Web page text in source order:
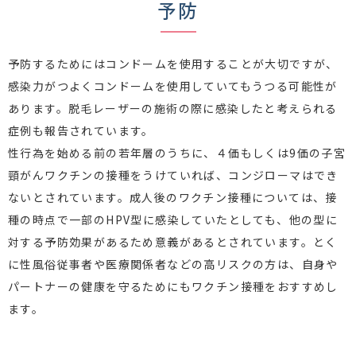
予防
予防するためにはコンドームを使用することが大切ですが、
感染力がつよくコンドームを使用していてもうつる可能性が
あります。脱毛レーザーの施術の際に感染したと考えられる
症例も報告されています。
性行為を始める前の若年層のうちに、４価もしくは9価の子宮
頸がんワクチンの接種をうけていれば、コンジローマはでき
ないとされています。成人後のワクチン接種については、接
種の時点で一部のHPV型に感染していたとしても、他の型に
対する予防効果があるため意義があるとされています。とく
に性風俗従事者や医療関係者などの高リスクの方は、自身や
パートナーの健康を守るためにもワクチン接種をおすすめし
ます。